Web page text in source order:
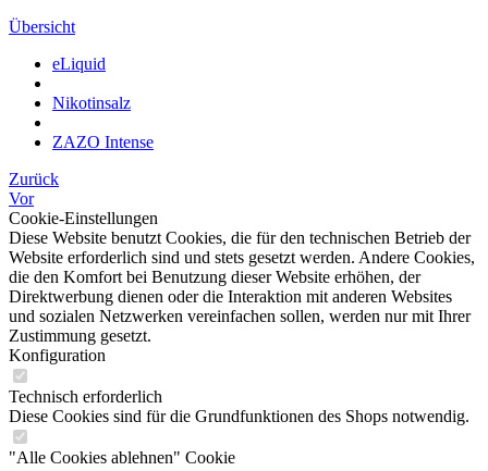
Übersicht
eLiquid
Nikotinsalz
ZAZO Intense
Zurück
Vor
Cookie-Einstellungen
Diese Website benutzt Cookies, die für den technischen Betrieb der
Website erforderlich sind und stets gesetzt werden. Andere Cookies,
die den Komfort bei Benutzung dieser Website erhöhen, der
Direktwerbung dienen oder die Interaktion mit anderen Websites
und sozialen Netzwerken vereinfachen sollen, werden nur mit Ihrer
Zustimmung gesetzt.
Konfiguration
Technisch erforderlich
Diese Cookies sind für die Grundfunktionen des Shops notwendig.
"Alle Cookies ablehnen" Cookie